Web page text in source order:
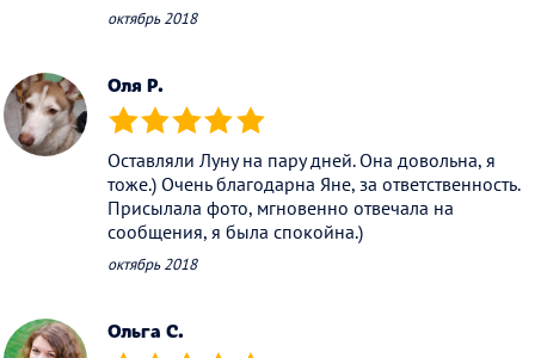
октябрь 2018
Оля P.
(*) (*) (*) (*) (*)
Оставляли Луну на пару дней. Она довольна, я
тоже.) Очень благодарна Яне, за ответственность.
Присылала фото, мгновенно отвечала на
сообщения, я была спокойна.)
октябрь 2018
Ольга C.